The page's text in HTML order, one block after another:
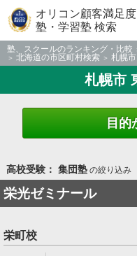
オリコン顧客満足
塾・学習塾 検索
塾、スクールのランキング・比較
北海道の市区町村検索
札幌
札幌市
目的
高校受験： 集団塾の絞り込み
栄光ゼミナール
栄町校